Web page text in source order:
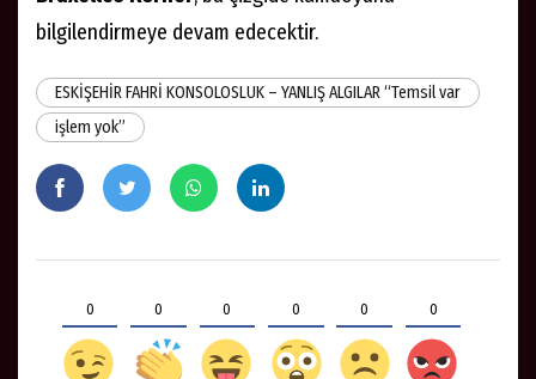
bilgilendirmeye devam edecektir.
ESKİŞEHİR FAHRİ KONSOLOSLUK – YANLIŞ ALGILAR “Temsil var
işlem yok”
0 0 0 0 0 0